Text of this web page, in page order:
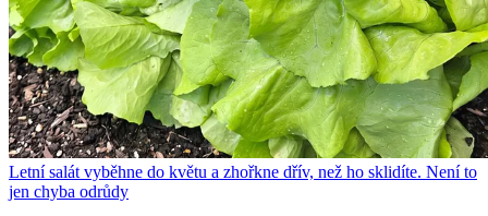
Letní salát vyběhne do květu a zhořkne dřív, než ho sklidíte. Není to
jen chyba odrůdy